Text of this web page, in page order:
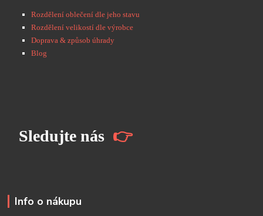
Rozdělení oblečení dle jeho stavu
Rozdělení velikostí dle výrobce
Doprava & způsob úhrady
Blog
Sledujte nás 👉
Info o nákupu